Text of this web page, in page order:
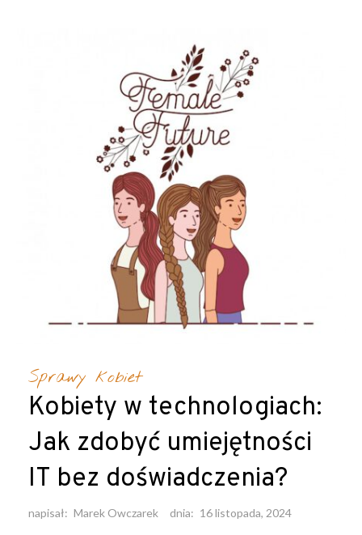
Sprawy kobiet
Kobiety w technologiach:
Jak zdobyć umiejętności
IT bez doświadczenia?
napisał: Marek Owczarek dnia: 16 listopada, 2024